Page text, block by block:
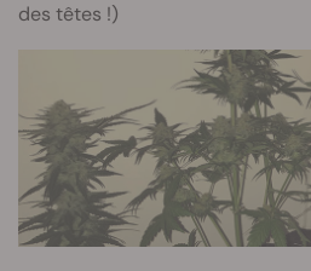
des têtes !)